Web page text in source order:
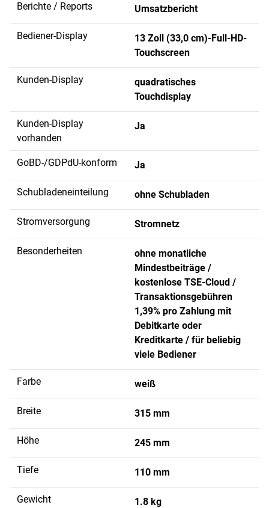
Berichte / Reports Umsatzbericht
Bediener-Display
13 Zoll (33,0 cm)-Full-HD-
Touchscreen
Kunden-Display
quadratisches
Touchdisplay
Kunden-Display
vorhanden
Ja
GoBD-/GDPdU-konform Ja
Schubladeneinteilung ohne Schubladen
Stromversorgung Stromnetz
Besonderheiten
ohne monatliche
Mindestbeiträge /
kostenlose TSE-Cloud /
Transaktionsgebühren
1,39% pro Zahlung mit
Debitkarte oder
Kreditkarte / für beliebig
viele Bediener
Farbe weiß
Breite 315 mm
Höhe 245 mm
Tiefe 110 mm
Gewicht 1.8 kg